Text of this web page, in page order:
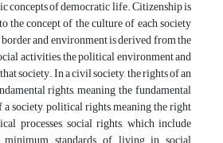
concepts of democratic life. Citizenship is
the concept of the culture of each society
and environment is derived from the
activities, the political environment and
society. In a civil society, the rights of an
rights, meaning the fundamental
society, political rights, meaning the right
processes, social rights, which include